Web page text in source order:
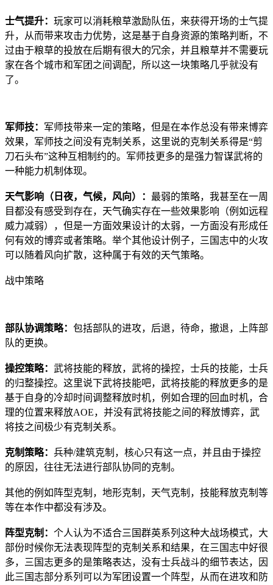
士气提升： 玩家可以消耗粮草激励队伍，来获得开场的士气提
升，从而带来攻击力优势，这是基于自身资源的策略判断，不
过由于粮草的投放在后期有很大的冗余，并且粮草并不需要玩
家在各个城市和军团之间调配，所以这一块策略几乎就没有
了。
军师技： 军师技带来一定的策略，但是在本作总没有带来博弈
效果，军师技之间没有克制关系，这里说的克制关系得是“剪
刀石头布”这种互相制约的。军师技更多的是强力智谋武将的
一种能力机制体现。
天气影响（日夜，气候，风向）： 最弱的策略，我甚至在一周
目都没有感受到存在，天气确实存在一些效果影响（例如远程
威力减弱），但是一方面效果设计的太弱，一方面没有形成任
何有效的博弈或者策略。举个其他设计例子，三国志中的火攻
可以随着风向扩散，这种属于有效的天气策略。
战中策略
部队协调策略： 包括部队的进攻，后退，待命，撤退，上阵部
队的更换。
操控策略： 武将技能的释放，武将的操控，士兵的技能，士兵
的归整操控。这里说下武将技能吧，武将技能的释放更多的是
基于自身的冷却时间调整释放时机，例如合理的回血时机，合
理的位置来释放AOE，并没有武将技能之间的释放博弈，武
将技之间极少有克制关系。
克制策略： 兵种/建筑克制，核心只有这一点，并且由于操控
的原因，往往无法进行部队协同的克制。
其他的例如阵型克制，地形克制，天气克制，技能释放克制等
等在本作中都没有涉及。
阵型克制： 个人认为不适合三国群英系列这种大战场模式，大
部份时候你无法表现阵型的克制关系和结果，在三国志中好很
多，三国志更多的是策略表达，没有士兵战斗的细节表达，因
此三国志部分系列可以为军团设置一个阵型，从而在进攻和防